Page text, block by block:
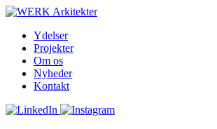
Ydelser
Projekter
Om os
Nyheder
Kontakt